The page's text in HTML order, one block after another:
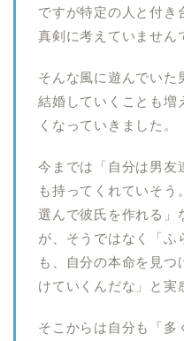
ですが特定の人と付き
真剣に考えていません
そんな風に遊んでいた
結婚していくことも増
くなっていきました。
今までは「自分は男友
も持ってくれていそう
選んで彼氏を作れる」
が、そうではなく「ふ
も、自分の本命を見つ
けていくんだな」と実
そこからは自分も「多